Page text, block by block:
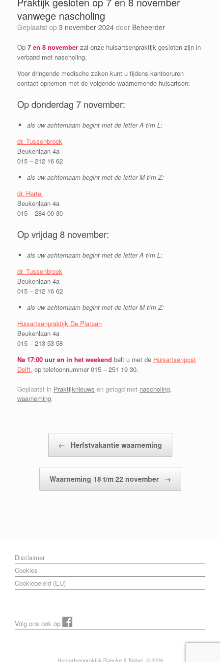
vanwege nascholing
Geplaatst op 3 november 2024 door Beheerder
Op 7 en 8 november zal onze huisartsenpraktijk gesloten zijn in
verband met nascholing.
Voor dringende medische zaken kunt u tijdens kantooruren
contact opnemen met de volgende waarnemende huisartsen:
Op donderdag 7 november:
als uw achternaam begint met de letter A t/m L:
dr. Tussenbroek
Beukenlaan 4a
015 – 212 16 62
als uw achternaam begint met de letter M t/m Z:
dr. Hartel
Beukenlaan 4a
015 – 284 00 30
Op vrijdag 8 november:
als uw achternaam begint met de letter A t/m L:
dr. Tussenbroek
Beukenlaan 4a
015 – 212 16 62
als uw achternaam begint met de letter M t/m Z:
Huisartsenpraktijk De Plataan
Beukenlaan 4a
015 – 213 53 58
Na 17:00 uur en in het weekend belt u met de Huisartsenpost
Delft, op telefoonnummer 015 – 251 19 30.
Geplaatst in Praktijknieuws en getagd met nascholing,
waarneming.
← Herfstvakantie waarneming
Waarneming 18 t/m 22 november →
Disclaimer
Cookies
Cookiebeleid (EU)
Volg ons ook op
Huisartsenpraktijk Baecke & Nobel, © 2026